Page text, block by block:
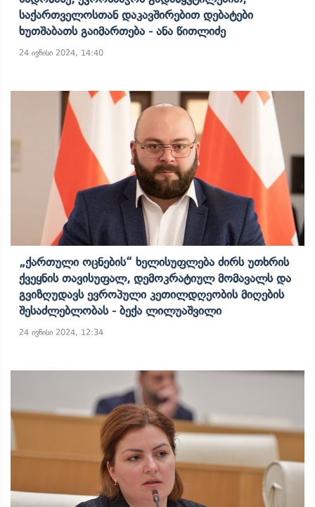
Საქართველოსთან Დაკავშირებით Დებატები
Ხუთშაბათს Გაიმართება - Ანა Წითლიძე
24 ივნისი 2024, 14:40
„ქართული Ოცნების“ Ხელისუფლება Ძირს Უთხრის
Ქვეყნის Თავისუფალ, Დემოკრატიულ Მომავალს Და
Გვიზღუდავს Ევროპული Კეთილდღეობის Მიღების
Შესაძლებლობას - Ბექა Ლილუაშვილი
24 ივნისი 2024, 12:34